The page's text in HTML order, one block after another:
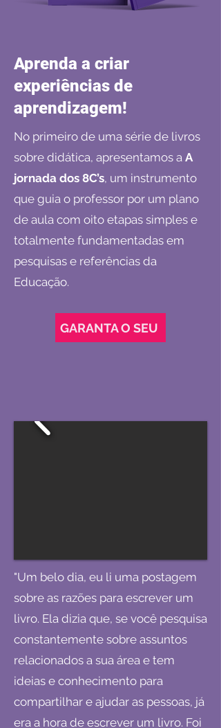
Aprenda a criar
experiências de
aprendizagem!
No primeiro de uma série de livros
sobre didática, apresentamos a A
jornada dos 8C’s, um instrumento
que guia o professor por um plano
de aula com oito etapas simples e
totalmente fundamentadas em
pesquisas e referências da
Educação.
GARANTA O SEU
"Um belo dia, eu li uma postagem
sobre as razões para escrever um
livro. Ela dizia que, se você pesquisa
constantemente sobre assuntos
relacionados a sua área e tem
ideias e conhecimento para
compartilhar e ajudar as pessoas, já
era a hora de escrever um livro. Foi